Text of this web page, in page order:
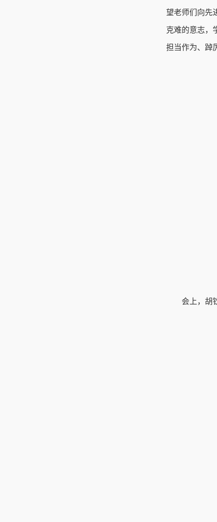
望老师们向先
克难的意志，
担当作为、踔
会上，胡